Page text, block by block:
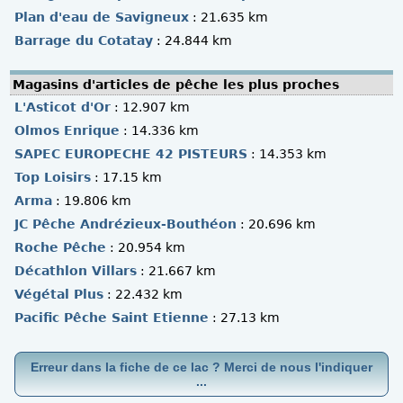
Plan d'eau de Savigneux : 21.635 km
Barrage du Cotatay : 24.844 km
Magasins d'articles de pêche les plus proches
L'Asticot d'Or : 12.907 km
Olmos Enrique : 14.336 km
SAPEC EUROPECHE 42 PISTEURS : 14.353 km
Top Loisirs : 17.15 km
Arma : 19.806 km
JC Pêche Andrézieux-Bouthéon : 20.696 km
Roche Pêche : 20.954 km
Décathlon Villars : 21.667 km
Végétal Plus : 22.432 km
Pacific Pêche Saint Etienne : 27.13 km
Erreur dans la fiche de ce lac ? Merci de nous l'indiquer
...